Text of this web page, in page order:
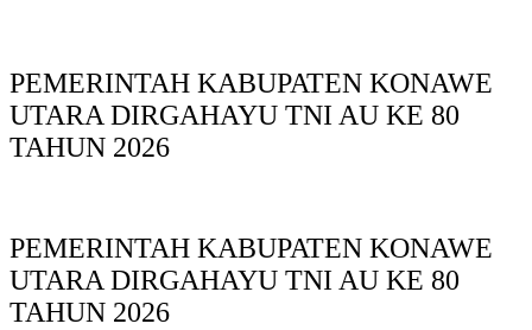
PEMERINTAH KABUPATEN KONAWE
UTARA DIRGAHAYU TNI AU KE 80
TAHUN 2026
PEMERINTAH KABUPATEN KONAWE
UTARA DIRGAHAYU TNI AU KE 80
TAHUN 2026